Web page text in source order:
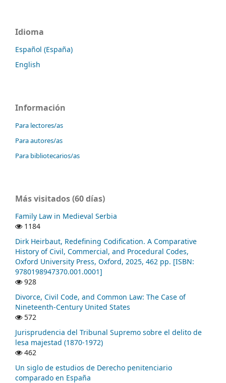
Idioma
Español (España)
English
Información
Para lectores/as
Para autores/as
Para bibliotecarios/as
Más visitados (60 días)
Family Law in Medieval Serbia
1184
Dirk Heirbaut, Redefining Codification. A Comparative
History of Civil, Commercial, and Procedural Codes,
Oxford University Press, Oxford, 2025, 462 pp. [ISBN:
9780198947370.001.0001]
928
Divorce, Civil Code, and Common Law: The Case of
Nineteenth-Century United States
572
Jurisprudencia del Tribunal Supremo sobre el delito de
lesa majestad (1870-1972)
462
Un siglo de estudios de Derecho penitenciario
comparado en España